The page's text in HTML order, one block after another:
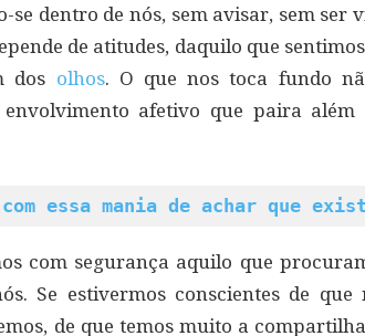
dentro de nós, sem avisar, sem ser
de atitudes, daquilo que
dos olhos. O que nos toca fundo
afetivo que paira além
essa mania de achar que
com segurança aquilo que
Se estivermos conscientes de que
de que temos muito a